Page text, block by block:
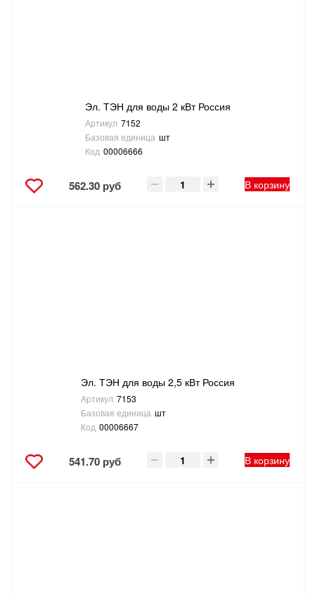
Эл. ТЭН для воды 2 кВт Россия
Артикул 7152
Базовая единица шт
Код 00006666
562.30 руб В корзину
Эл. ТЭН для воды 2,5 кВт Россия
Артикул 7153
Базовая единица шт
Код 00006667
541.70 руб В корзину